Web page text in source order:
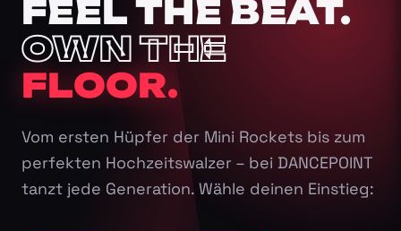
FEEL THE BEAT.
OWN THE
FLOOR.
Vom ersten Hüpfer der Mini Rockets bis zum
perfekten Hochzeitswalzer – bei DANCEPOINT
tanzt jede Generation. Wähle deinen Einstieg: